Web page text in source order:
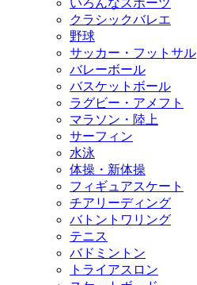
クラシックバレエ
野球
サッカー・フットサル
バレーボール
バスケットボール
ラグビー・アメフト
マラソン・陸上
サーフィン
水泳
体操・新体操
フィギュアスケート
チアリーディング
バトントワリング
テニス
バドミントン
トライアスロン